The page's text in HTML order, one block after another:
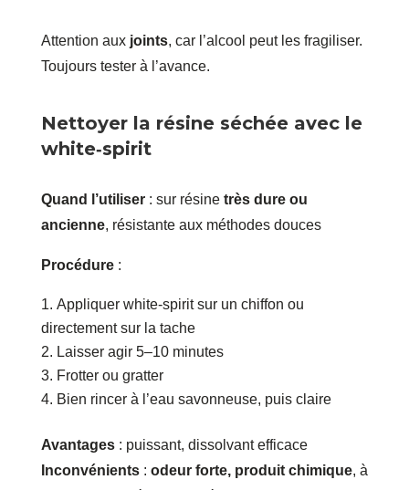
Attention aux joints, car l’alcool peut les fragiliser.
Toujours tester à l’avance.
Nettoyer la résine séchée avec le
white‑spirit
Quand l’utiliser: sur résine très dure ou
ancienne, résistante aux méthodes douces
Procédure:
Appliquer white‑spirit sur un chiffon ou
directement sur la tache
Laisser agir 5–10 minutes
Frotter ou gratter
Bien rincer à l’eau savonneuse, puis claire
Avantages: puissant, dissolvant efficace
Inconvénients: odeur forte, produit chimique, à